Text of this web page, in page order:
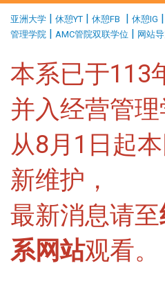
亚洲大学 | 休憩YT | 休憩FB | 休憩IG |
管理学院 | AMC管院双联学位 | 网站
本系已于113
并入经营管理
从8月1日起
新维护，
最新消息请至
系网站观看。